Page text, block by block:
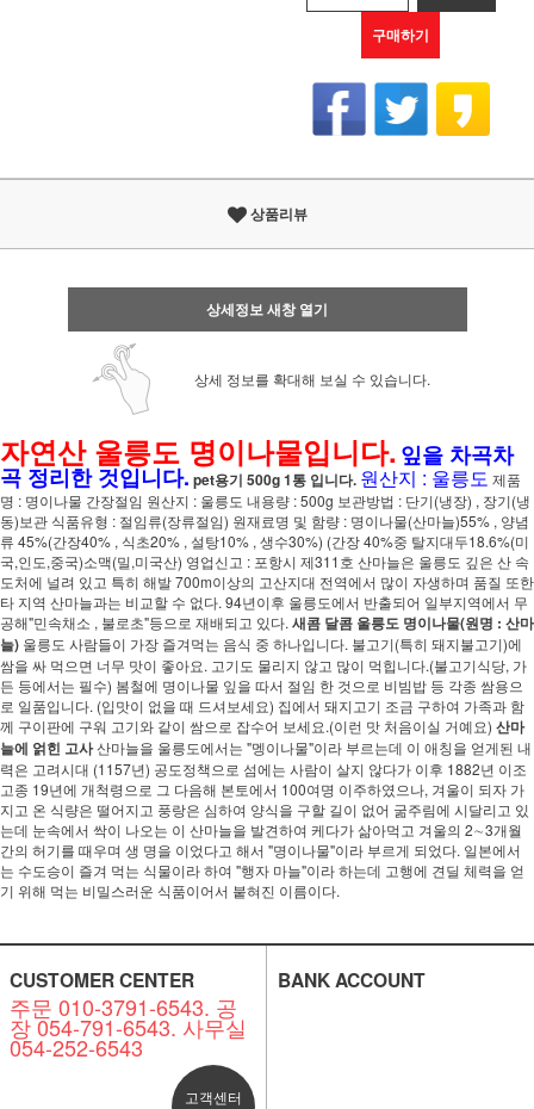
구매하기
상품리뷰
상세정보 새창 열기
상세 정보를 확대해 보실 수 있습니다.
자연산 울릉도 명이나물입니다.잎을 차곡차
곡 정리한 것입니다. pet용기 500g 1통 입니다. 원산지 : 울릉도 제품
명 : 명이나물 간장절임 원산지 : 울릉도 내용량 : 500g 보관방법 : 단기(냉장) , 장기(냉
동)보관 식품유형 : 절임류(장류절임) 원재료명 및 함량 : 명이나물(산마늘)55% , 양념
류 45%(간장40% , 식초20% , 설탕10% , 생수30%) (간장 40%중 탈지대두18.6%(미
국,인도,중국)소맥(밀,미국산) 영업신고 : 포항시 제311호 산마늘은 울릉도 깊은 산 속
도처에 널려 있고 특히 해발 700m이상의 고산지대 전역에서 많이 자생하며 품질 또한
타 지역 산마늘과는 비교할 수 없다. 94년이후 울릉도에서 반출되어 일부지역에서 무
공해"민속채소 , 불로초"등으로 재배되고 있다. 새콤 달콤 울릉도 명이나물(원명 : 산마
늘) 울릉도 사람들이 가장 즐겨먹는 음식 중 하나입니다. 불고기(특히 돼지불고기)에
쌈을 싸 먹으면 너무 맛이 좋아요. 고기도 물리지 않고 많이 먹힙니다.(불고기식당, 가
든 등에서는 필수) 봄철에 명이나물 잎을 따서 절임 한 것으로 비빔밥 등 각종 쌈용으
로 일품입니다. (입맛이 없을 때 드셔보세요) 집에서 돼지고기 조금 구하여 가족과 함
께 구이판에 구워 고기와 같이 쌈으로 잡수어 보세요.(이런 맛 처음이실 거예요) 산마
늘에 얽힌 고사산마늘을 울릉도에서는 "멩이나물"이라 부르는데 이 애칭을 얻게된 내
력은 고려시대 (1157년) 공도정책으로 섬에는 사람이 살지 않다가 이후 1882년 이조
고종 19년에 개척령으로 그 다음해 본토에서 100여명 이주하였으나, 겨울이 되자 가
지고 온 식량은 떨어지고 풍랑은 심하여 양식을 구할 길이 없어 굶주림에 시달리고 있
는데 눈속에서 싹이 나오는 이 산마늘을 발견하여 케다가 삶아먹고 겨울의 2∼3개월
간의 허기를 때우며 생 명을 이었다고 해서 "명이나물"이라 부르게 되었다. 일본에서
는 수도승이 즐겨 먹는 식물이라 하여 "행자 마늘"이라 하는데 고행에 견딜 체력을 얻
기 위해 먹는 비밀스러운 식품이어서 붙혀진 이름이다.
CUSTOMER CENTER
주문 010-3791-6543. 공
장 054-791-6543. 사무실
054-252-6543
고객센터
BANK ACCOUNT